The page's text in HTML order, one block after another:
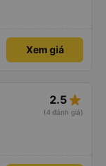
Xem giá
2.5 star_rate
(4 đánh giá)